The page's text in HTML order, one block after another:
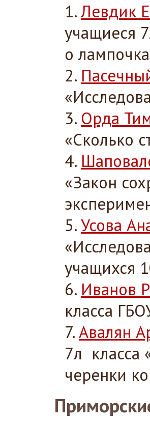
Левдик
учащиеся
о
Орда
«Сколько
«Закон
Усова
учащихся
Иванов
класса
Авалян
7л класса
черенки